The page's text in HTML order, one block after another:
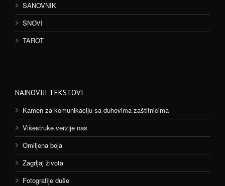
SANOVNIK
SNOVI
TAROT
NAJNOVIJI TEKSTOVI
Kamen za komunikaciju sa duhovima zaštitnicima
Višestruke verzije nas
Omiljena boja
Zagrljaj života
Fotografije duše